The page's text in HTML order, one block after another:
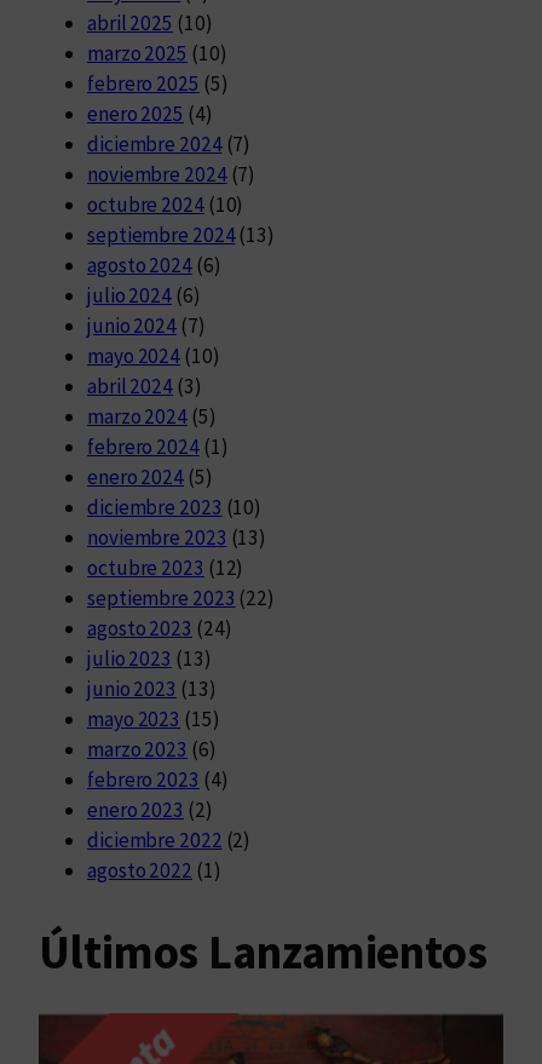
abril 2025 (10)
marzo 2025 (10)
febrero 2025 (5)
enero 2025 (4)
diciembre 2024(7)
noviembre 2024(7)
octubre 2024(10)
septiembre 2024(13)
agosto 2024(6)
julio 2024 (6)
junio 2024 (7)
mayo 2024 (10)
abril 2024 (3)
marzo 2024 (5)
febrero 2024(1)
enero 2024 (5)
diciembre 2023 (10)
noviembre 2023 (13)
octubre 2023 (12)
septiembre 2023 (22)
agosto 2023 (24)
julio 2023 (13)
junio 2023 (13)
mayo 2023 (15)
marzo 2023 (6)
febrero 2023 (4)
enero 2023 (2)
diciembre 2022 (2)
agosto 2022 (1)
Últimos Lanzamientos